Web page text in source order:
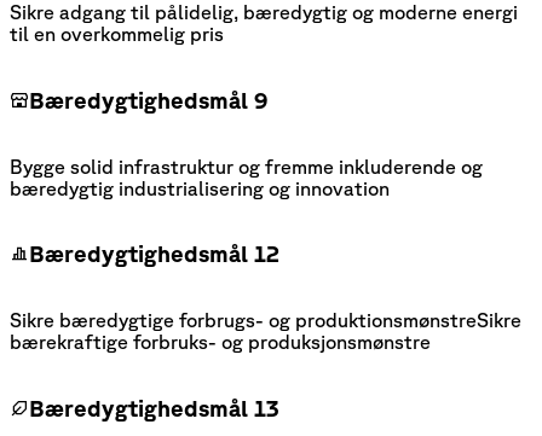
Sikre adgang til pålidelig, bæredygtig og moderne energi
til en overkommelig pris
Bæredygtighedsmål 9
Bygge solid infrastruktur og fremme inkluderende og
bæredygtig industrialisering og innovation
Bæredygtighedsmål 12
Sikre bæredygtige forbrugs- og produktionsmønstreSikre
bærekraftige forbruks- og produksjonsmønstre
Bæredygtighedsmål 13